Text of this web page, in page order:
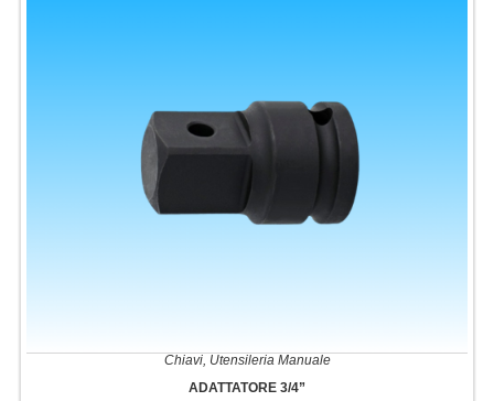
Chiavi, Utensileria Manuale
ADATTATORE 3/4”